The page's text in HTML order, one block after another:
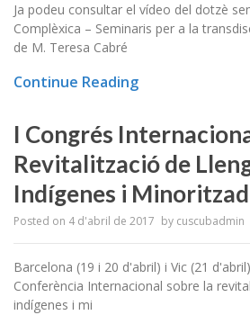
Ja podeu consultar el vídeo del dotzè
Complèxica – Seminaris per a la
de M. Teresa Cabré
Continue Reading
I Congrés
Revitalització de
Indígenes i
Posted on 4 d'abril de 2017 by cuscubadmin
Barcelona (19 i 20 d'abril) i Vic (21
Conferència Internacional sobre la
indígenes i mi